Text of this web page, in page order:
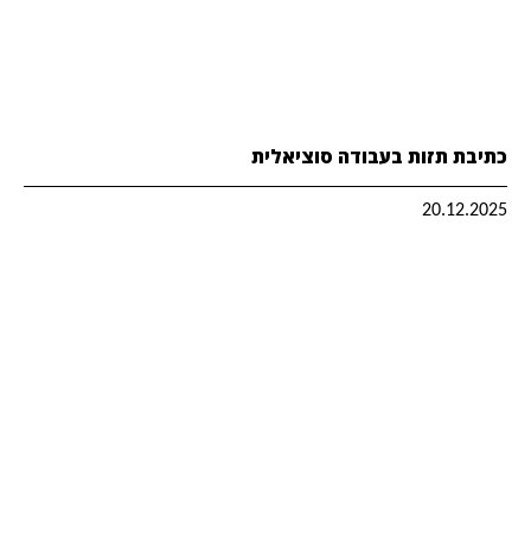
כתיבת תזות בעבודה סוציאלית
20.12.2025